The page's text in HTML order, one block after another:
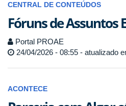
CENTRAL DE CONTEÚDOS
Fóruns de Assuntos
Portal PROAE
24/04/2026 - 08:55 - atualizado
ACONTECE